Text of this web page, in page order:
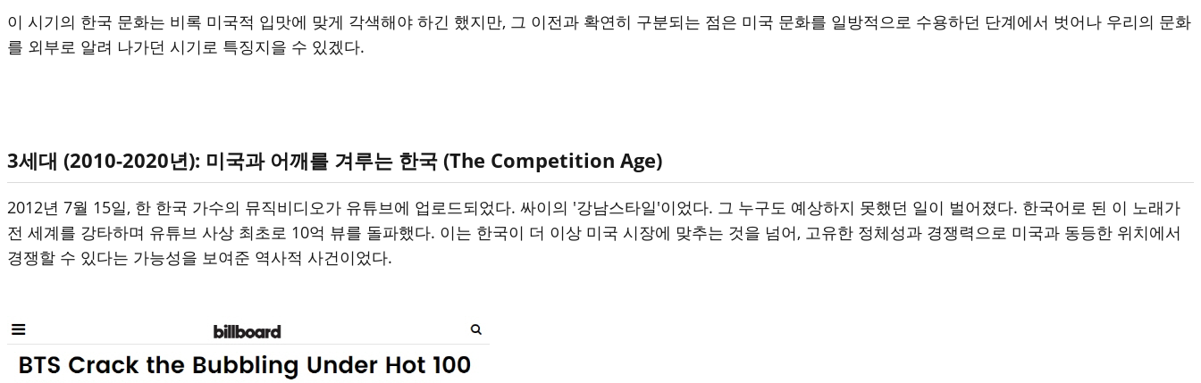
이 시기의 한국 문화는 비록 미국적 입맛에 맞게 각색해야 하긴 했지만, 그 이전과 확연히 구분되는 점은 미국 문화를 일방적으로 수용하던 단계에서 벗어나 우리의 문화
를 외부로 알려 나가던 시기로 특징지을 수 있겠다.
3세대 (2010-2020년): 미국과 어깨를 겨루는 한국 (The Competition Age)
2012년 7월 15일, 한 한국 가수의 뮤직비디오가 유튜브에 업로드되었다. 싸이의 '강남스타일'이었다. 그 누구도 예상하지 못했던 일이 벌어졌다. 한국어로 된 이 노래가
전 세계를 강타하며 유튜브 사상 최초로 10억 뷰를 돌파했다. 이는 한국이 더 이상 미국 시장에 맞추는 것을 넘어, 고유한 정체성과 경쟁력으로 미국과 동등한 위치에서
경쟁할 수 있다는 가능성을 보여준 역사적 사건이었다.